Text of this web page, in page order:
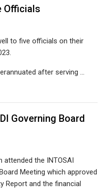
Officials
to five officials on their
after serving …
Governing Board
attended the INTOSAI
Meeting which approved
Report and the financial